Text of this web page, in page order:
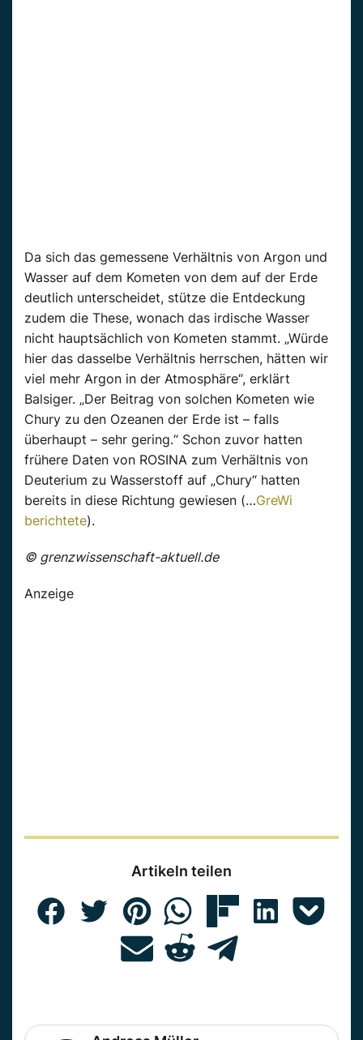
Da sich das gemessene Verhältnis von Argon und
Wasser auf dem Kometen von dem auf der Erde
deutlich unterscheidet, stütze die Entdeckung
zudem die These, wonach das irdische Wasser
nicht hauptsächlich von Kometen stammt. „Würde
hier das dasselbe Verhältnis herrschen, hätten wir
viel mehr Argon in der Atmosphäre“, erklärt
Balsiger. „Der Beitrag von solchen Kometen wie
Chury zu den Ozeanen der Erde ist – falls
überhaupt – sehr gering.“ Schon zuvor hatten
frühere Daten von ROSINA zum Verhältnis von
Deuterium zu Wasserstoff auf „Chury“ hatten
bereits in diese Richtung gewiesen (…GreWi
berichtete).
© grenzwissenschaft-aktuell.de
Anzeige
Artikeln teilen